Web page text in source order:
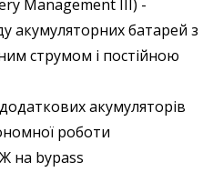
Management III) -
акумуляторних батарей з
струмом і постійною
акумуляторів
роботи
на bypass